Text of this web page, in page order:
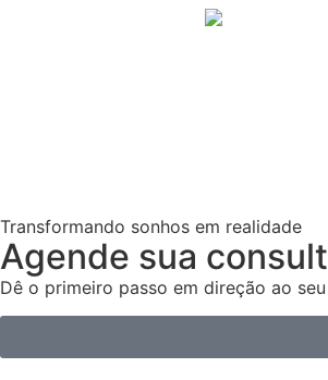
Transformando sonhos em realidade
Agende sua
Dê o primeiro passo em direção ao